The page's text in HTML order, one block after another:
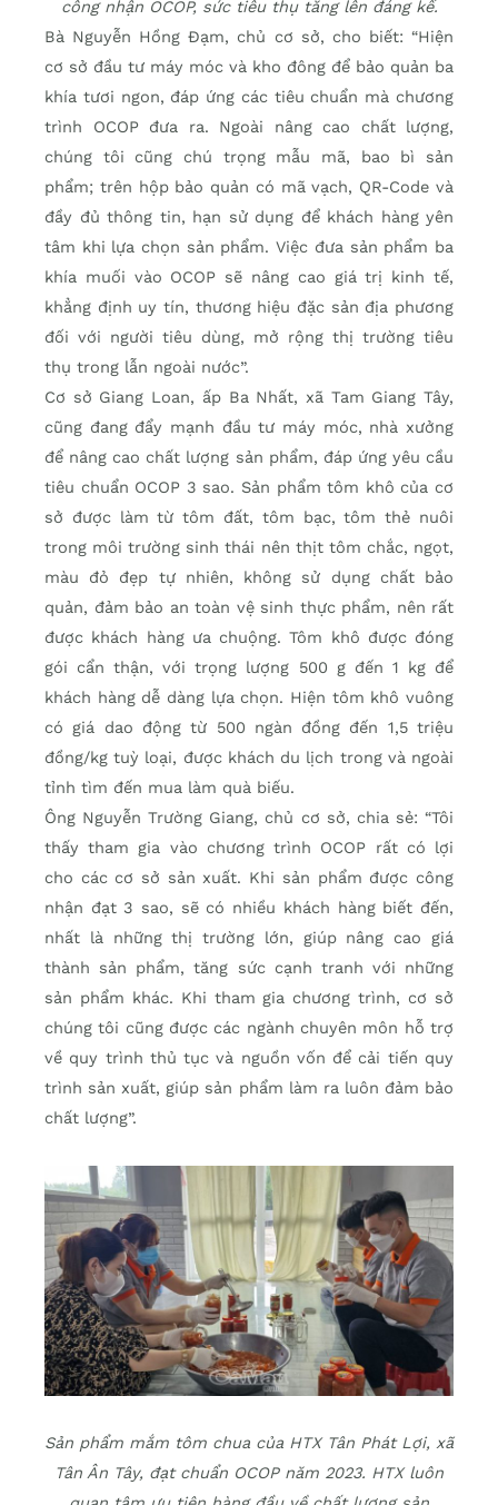
công nhận OCOP, sức tiêu thụ tăng lên đáng kể.
Bà Nguyễn Hồng Ðạm, chủ cơ sở, cho biết: “Hiện
cơ sở đầu tư máy móc và kho đông để bảo quản ba
khía tươi ngon, đáp ứng các tiêu chuẩn mà chương
trình OCOP đưa ra. Ngoài nâng cao chất lượng,
chúng tôi cũng chú trọng mẫu mã, bao bì sản
phẩm; trên hộp bảo quản có mã vạch, QR-Code và
đầy đủ thông tin, hạn sử dụng để khách hàng yên
tâm khi lựa chọn sản phẩm. Việc đưa sản phẩm ba
khía muối vào OCOP sẽ nâng cao giá trị kinh tế,
khẳng định uy tín, thương hiệu đặc sản địa phương
đối với người tiêu dùng, mở rộng thị trường tiêu
thụ trong lẫn ngoài nước”.
Cơ sở Giang Loan, ấp Ba Nhất, xã Tam Giang Tây,
cũng đang đẩy mạnh đầu tư máy móc, nhà xưởng
để nâng cao chất lượng sản phẩm, đáp ứng yêu cầu
tiêu chuẩn OCOP 3 sao. Sản phẩm tôm khô của cơ
sở được làm từ tôm đất, tôm bạc, tôm thẻ nuôi
trong môi trường sinh thái nên thịt tôm chắc, ngọt,
màu đỏ đẹp tự nhiên, không sử dụng chất bảo
quản, đảm bảo an toàn vệ sinh thực phẩm, nên rất
được khách hàng ưa chuộng. Tôm khô được đóng
gói cẩn thận, với trọng lượng 500 g đến 1 kg để
khách hàng dễ dàng lựa chọn. Hiện tôm khô vuông
có giá dao động từ 500 ngàn đồng đến 1,5 triệu
đồng/kg tuỳ loại, được khách du lịch trong và ngoài
tỉnh tìm đến mua làm quà biếu.
Ông Nguyễn Trường Giang, chủ cơ sở, chia sẻ: “Tôi
thấy tham gia vào chương trình OCOP rất có lợi
cho các cơ sở sản xuất. Khi sản phẩm được công
nhận đạt 3 sao, sẽ có nhiều khách hàng biết đến,
nhất là những thị trường lớn, giúp nâng cao giá
thành sản phẩm, tăng sức cạnh tranh với những
sản phẩm khác. Khi tham gia chương trình, cơ sở
chúng tôi cũng được các ngành chuyên môn hỗ trợ
về quy trình thủ tục và nguồn vốn để cải tiến quy
trình sản xuất, giúp sản phẩm làm ra luôn đảm bảo
chất lượng”.
Sản phẩm mắm tôm chua của HTX Tân Phát Lợi, xã
Tân Ân Tây, đạt chuẩn OCOP năm 2023. HTX luôn